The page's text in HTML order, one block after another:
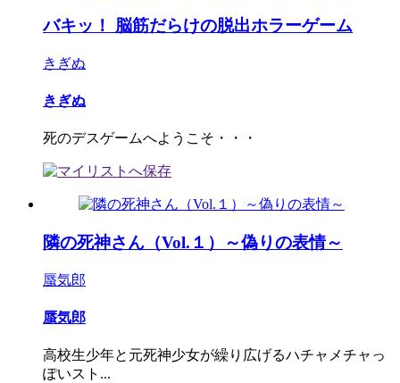
バキッ！ 脳筋だらけの脱出ホラーゲーム
きぎぬ
きぎぬ
死のデスゲームへようこそ・・・
隣の死神さん（Vol.１）～偽りの表情～
蜃気郎
蜃気郎
高校生少年と元死神少女が繰り広げるハチャメチャっ
ぽいスト...